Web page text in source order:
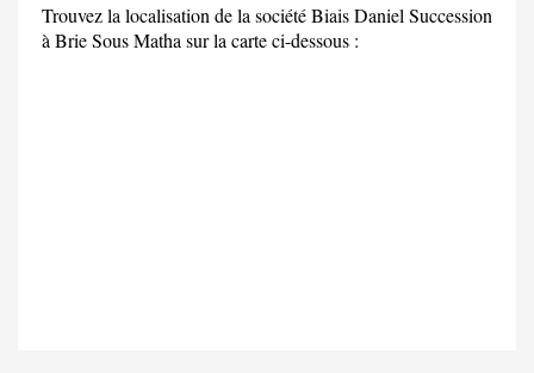
Trouvez la localisation de la société Biais Daniel Succession
à Brie Sous Matha sur la carte ci-dessous :